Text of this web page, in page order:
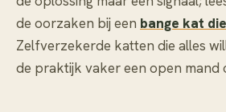
de oorzaken bij een bange kat
Zelfverzekerde katten die alles
de praktijk vaker een open mand